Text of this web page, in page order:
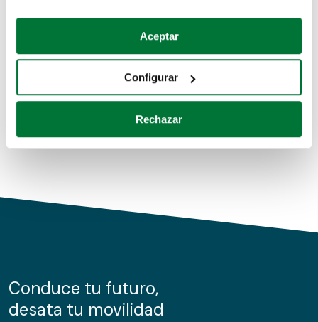
Si lo permite, también quisiéramos:
Recopilar información sobre su ubicación geográfica
Identificar su dispositivo analizándolo activamente
para buscar características específicas (huellas
Obtenga más información sobre cómo se procesan sus
de cookies.
información sobre el uso que haga del sitio web con
nuestros partners de redes sociales, publicidad y análisis
Aceptar
Configurar
Rechazar
Coches de segunda mano
Coches de km0
Conduce tu futuro,
desata tu movilidad